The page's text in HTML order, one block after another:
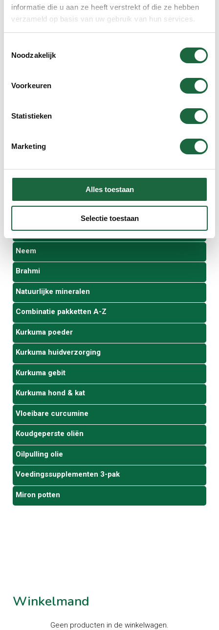
informatie die u aan ze heeft verstrekt of die ze hebben
verzameld op basis van uw gebruik van hun services.
Noodzakelijk
Voorkeuren
Statistieken
Marketing
Alles toestaan
Selectie toestaan
Opruimhoek
Curcumine en kurkuma combi
Shatavari
Ashwagandha
Granaatappel
Neem
Brahmi
Natuurlijke mineralen
Combinatie pakketten A-Z
Kurkuma poeder
Kurkuma huidverzorging
Kurkuma gebit
Kurkuma hond & kat
Vloeibare curcumine
Koudgeperste oliën
Oilpulling olie
Voedingssupplementen 3-pak
Miron potten
Winkelmand
Geen producten in de winkelwagen.